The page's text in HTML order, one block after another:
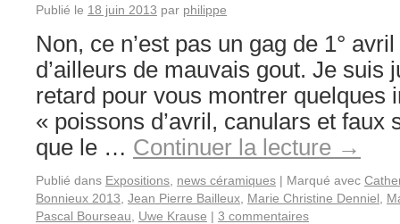
Publié le 18 juin 2013 par philippe
Non, ce n’est pas un gag de 1°
d’ailleurs de mauvais gout. Je suis
retard pour vous montrer quelques
« poissons d’avril, canulars et faux
que le … Continuer la lecture →
Publié dans Expositions news céramiques | Marqué avec
Bonnieux 2013 Jean Pierre Bailleux Marie Christine Denniel
Pascal Bourseau
Uwe Krause | 3 commentaires